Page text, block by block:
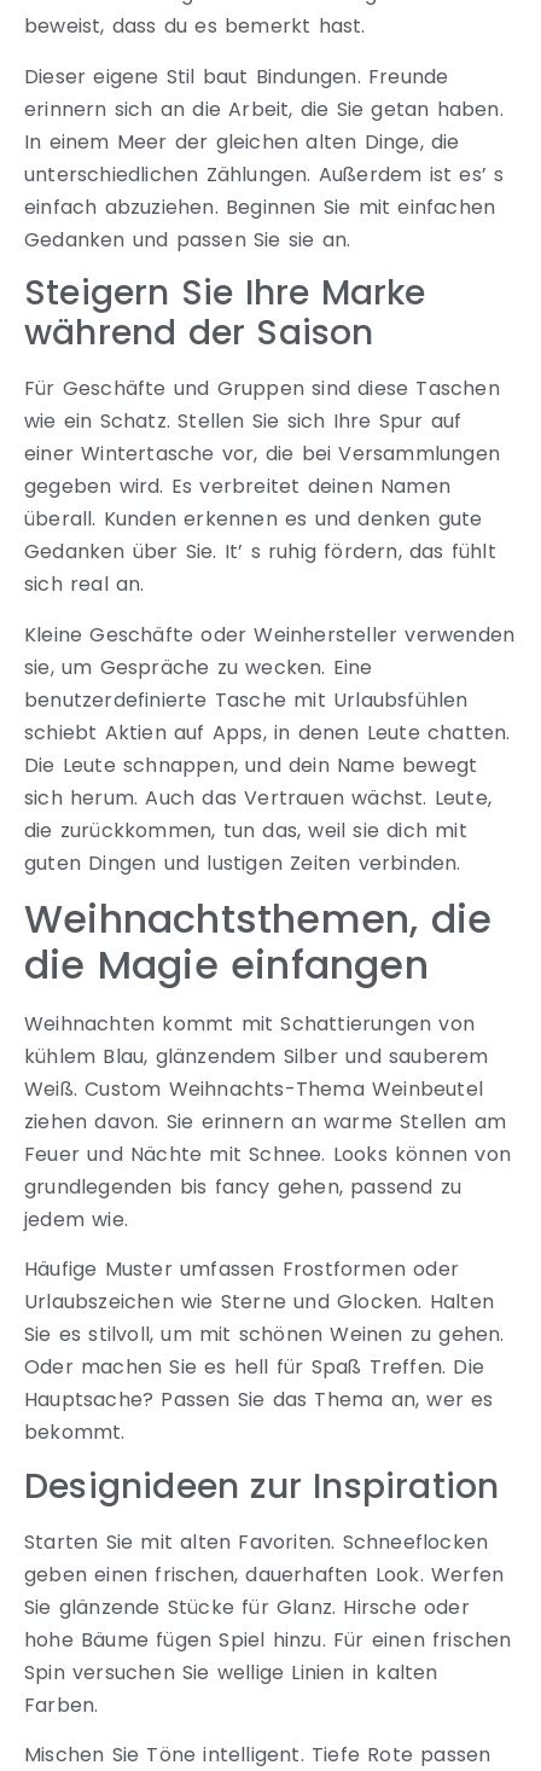
beweist, dass du es bemerkt hast.
Dieser eigene Stil baut Bindungen. Freunde
erinnern sich an die Arbeit, die Sie getan haben.
In einem Meer der gleichen alten Dinge, die
unterschiedlichen Zählungen. Außerdem ist es’ s
einfach abzuziehen. Beginnen Sie mit einfachen
Gedanken und passen Sie sie an.
Steigern Sie Ihre Marke
während der Saison
Für Geschäfte und Gruppen sind diese Taschen
wie ein Schatz. Stellen Sie sich Ihre Spur auf
einer Wintertasche vor, die bei Versammlungen
gegeben wird. Es verbreitet deinen Namen
überall. Kunden erkennen es und denken gute
Gedanken über Sie. It’ s ruhig fördern, das fühlt
sich real an.
Kleine Geschäfte oder Weinhersteller verwenden
sie, um Gespräche zu wecken. Eine
benutzerdefinierte Tasche mit Urlaubsfühlen
schiebt Aktien auf Apps, in denen Leute chatten.
Die Leute schnappen, und dein Name bewegt
sich herum. Auch das Vertrauen wächst. Leute,
die zurückkommen, tun das, weil sie dich mit
guten Dingen und lustigen Zeiten verbinden.
Weihnachtsthemen, die
die Magie einfangen
Weihnachten kommt mit Schattierungen von
kühlem Blau, glänzendem Silber und sauberem
Weiß. Custom Weihnachts-Thema Weinbeutel
ziehen davon. Sie erinnern an warme Stellen am
Feuer und Nächte mit Schnee. Looks können von
grundlegenden bis fancy gehen, passend zu
jedem wie.
Häufige Muster umfassen Frostformen oder
Urlaubszeichen wie Sterne und Glocken. Halten
Sie es stilvoll, um mit schönen Weinen zu gehen.
Oder machen Sie es hell für Spaß Treffen. Die
Hauptsache? Passen Sie das Thema an, wer es
bekommt.
Designideen zur Inspiration
Starten Sie mit alten Favoriten. Schneeflocken
geben einen frischen, dauerhaften Look. Werfen
Sie glänzende Stücke für Glanz. Hirsche oder
hohe Bäume fügen Spiel hinzu. Für einen frischen
Spin versuchen Sie wellige Linien in kalten
Farben.
Mischen Sie Töne intelligent. Tiefe Rote passen